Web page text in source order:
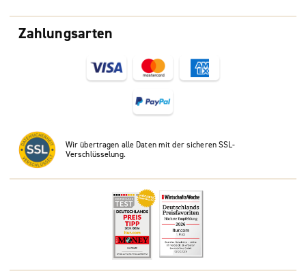
Zahlungsarten
Wir übertragen alle Daten mit der sicheren SSL-
Verschlüsselung.